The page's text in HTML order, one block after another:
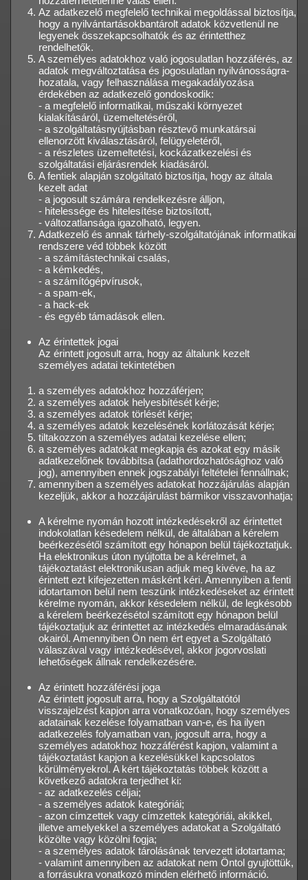
Az adatkezelő megfelelő technikai megoldással biztosítja,
hogy a nyilvántartásokbantárolt adatok közvetlenül ne
legyenek összekapcsolhatók és az érintetthez
rendelhetők.
A személyes adatokhoz való jogosulatlan hozzáférés, az
adatok megváltoztatása és jogosulatlan nyilvánosságra-
hozatala, vagy felhasználása megakadályozása
érdekében az adatkezelő gondoskodik:
- a megfelelő informatikai, műszaki környezet
kialakításáról, üzemeltetéséről,
- a szolgáltatásnyújtásban résztevő munkatársai
ellenorzött kiválasztásáról, felügyeletéről,
- a részletes üzemeltetési, kockázatkezelési és
szolgáltatási eljárásrendek kiadásáról.
A fentiek alapján szolgáltató biztosítja, hogy az általa
kezelt adat
- a jogosult számára rendelkezésre álljon,
- hitelessége és hitelesítése biztosított,
- változatlansága igazolható, legyen.
Adatkezelő és annak tárhely-szolgáltatójának informatikai
rendszere véd többek között
- a számítástechnikai csalás,
- a kémkedés,
- a számítógépvírusok,
- a spam-ek,
- a hack-ek
- és egyéb támadások ellen.
Az érintettek jogai
Az érintett jogosult arra, hogy az általunk kezelt
személyes adatai tekintetében
a személyes adatokhoz hozzáférjen;
a személyes adatok helyesbítését kérje;
a személyes adatok törlését kérje;
a személyes adatok kezelésének korlátozását kérje;
tiltakozzon a személyes adatai kezelése ellen;
a személyes adatokat megkapja és azokat egy másik
adatkezelőnek továbbítsa (adathordozhatósághoz való
jog), amennyiben ennek jogszabályi feltételei fennállnak;
amennyiben a személyes adatokat hozzájárulás alapján
kezeljük, akkor a hozzájárulást bármikor visszavonhatja;
A kérelme nyomán hozott intézkedésekről az érintettet
indokolatlan késedelem nélkül, de általában a kérelem
beérkezésétől számított egy hónapon belül tájékoztatjuk.
Ha elektronikus úton nyújtotta be a kérelmet, a
tájékoztatást elektronikusan adjuk meg kivéve, ha az
érintett ezt kifejezetten másként kéri. Amennyiben a fenti
idotartamon belül nem teszünk intézkedéseket az érintett
kérelme nyomán, akkor késedelem nélkül, de legkésobb
a kérelem beérkezésétol számított egy hónapon belül
tájékoztatjuk az érintettet az intézkedés elmaradásának
okairól. Amennyiben Ön nem ért egyet a Szolgáltató
válaszával vagy intézkedésével, akkor jogorvoslati
lehetőségek állnak rendelkezésére.
Az érintett hozzáférési joga
Az érintett jogosult arra, hogy a Szolgáltatótól
visszajelzést kapjon arra vonatkozóan, hogy személyes
adatainak kezelése folyamatban van-e, és ha ilyen
adatkezelés folyamatban van, jogosult arra, hogy a
személyes adatokhoz hozzáférést kapjon, valamint a
tájékoztatást kapjon a kezelésükkel kapcsolatos
körülményekrol. A kért tájékoztatás többek között a
következő adatokra terjedhet ki:
- az adatkezelés céljai;
- a személyes adatok kategóriái;
- azon címzettek vagy címzettek kategóriái, akikkel,
illetve amelyekkel a személyes adatokat a Szolgáltató
közölte vagy közölni fogja;
- a személyes adatok tárolásának tervezett idotartama;
- valamint amennyiben az adatokat nem Öntol gyujtöttük,
a forrásukra vonatkozó minden elérhető információ.